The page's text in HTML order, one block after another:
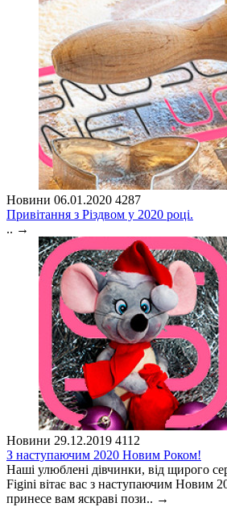
Новини 06.01.2020 4287
Привітання з Різдвом у 2020 році.
.. →
Новини 29.12.2019 4112
З наступаючим 2020 Новим Роком!
Наші улюблені дівчинки, від щирого
Figini вітає вас з наступаючим Новим
принесе вам яскраві пози.. →